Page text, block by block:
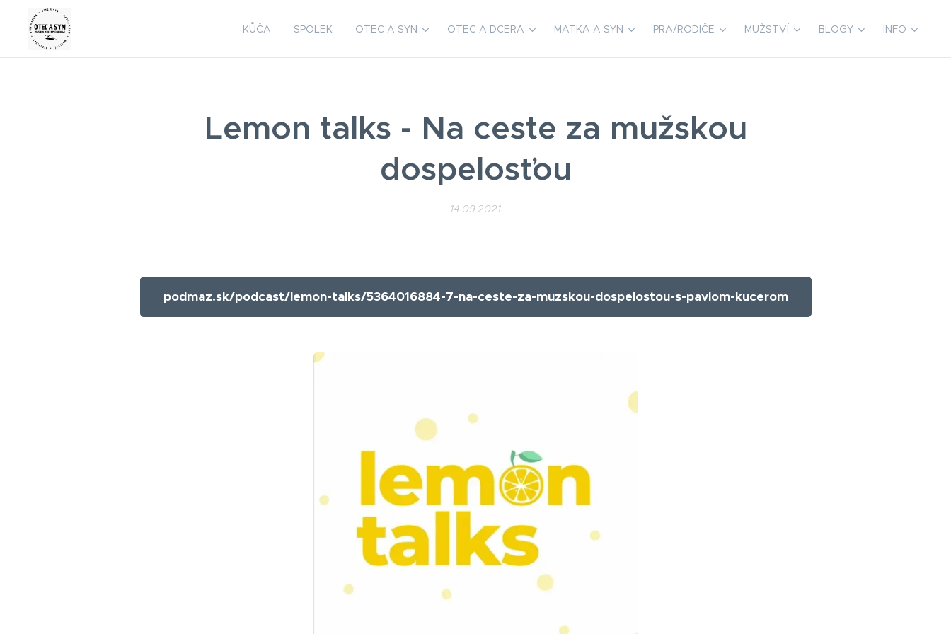
KŮČA SPOLEK OTEC A SYN OTEC A DCERA MATKA A SYN PRA/RODIČE MUŽSTVÍ BLOGY INFO
Lemon talks - Na ceste za mužskou
dospelosťou
14.09.2021
podmaz.sk/podcast/lemon-talks/5364016884-7-na-ceste-za-muzskou-dospelostou-s-pavlom-kucerom